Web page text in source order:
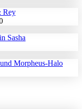
Rey
Sasha
Morpheus-Halo